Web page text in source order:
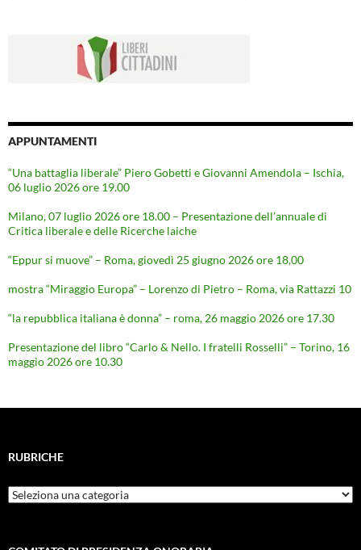
APPUNTAMENTI
“Una battaglia liberale” Piero Gobetti e Giovanni Amendola – Ischia,
06 luglio 2026 ore 19.00
Milano, 07 luglio 2026 ore 18.00 – Presentazione dell’annuale di
Critica liberale e delle Ricerche laiche
“Eppur si muove” – Roma, giovedì 25 giugno 2026 ore 18,00
mostra “Miraggio Europa” – Lorenzo di Pietro – Roma, via Rattazzi 10
“la repubblica italiana è donna” – roma, 26 maggio 2026 ore 17.30
Presentazione del libro “Carlo & Nello. I fratelli Rosselli” – Torino, 16
maggio 2026 ore 10.30
RUBRICHE
Rubriche